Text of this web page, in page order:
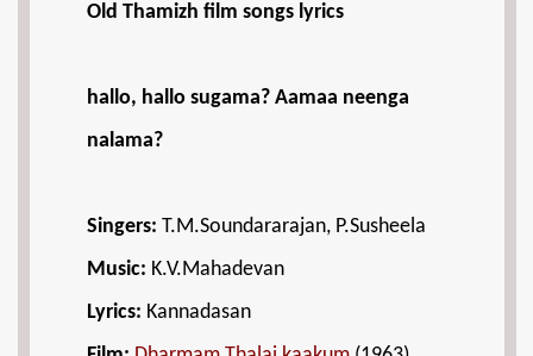
Old Thamizh film songs lyrics
hallo, hallo sugama? Aamaa neenga
nalama?
Singers: T.M.Soundararajan, P.Susheela
Music: K.V.Mahadevan
Lyrics: Kannadasan